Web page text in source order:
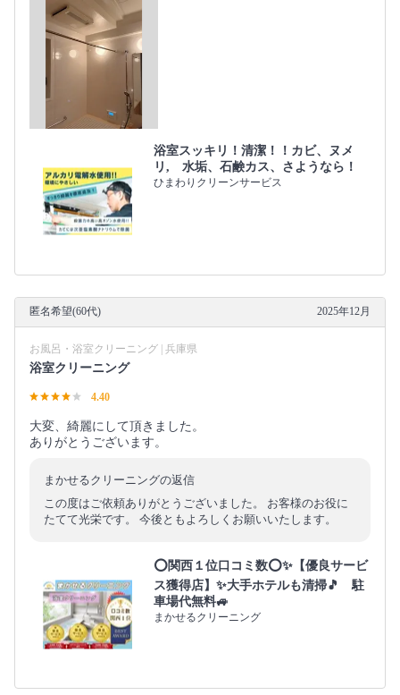
浴室スッキリ！清潔！！カビ、ヌメ
リ, 水垢、石鹸カス、さようなら！
ひまわりクリーンサービス
匿名希望(60代) 2025年12月
お風呂・浴室クリーニング | 兵庫県
浴室クリーニング
4.40
大変、綺麗にして頂きました。
ありがとうございます。
まかせるクリーニングの返信
この度はご依頼ありがとうございました。 お客様のお役に
たてて光栄です。 今後ともよろしくお願いいたします。
⭕関西１位口コミ数⭕✨【優良サービ
ス獲得店】✨大手ホテルも清掃🎵 駐
車場代無料🚙
まかせるクリーニング